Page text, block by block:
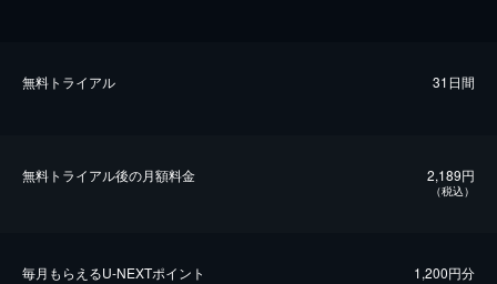
無料トライアル 31日間
無料トライアル後の⽉額料金 2,189円
（税込）
毎⽉もらえるU-NEXTポイント 1,200円分